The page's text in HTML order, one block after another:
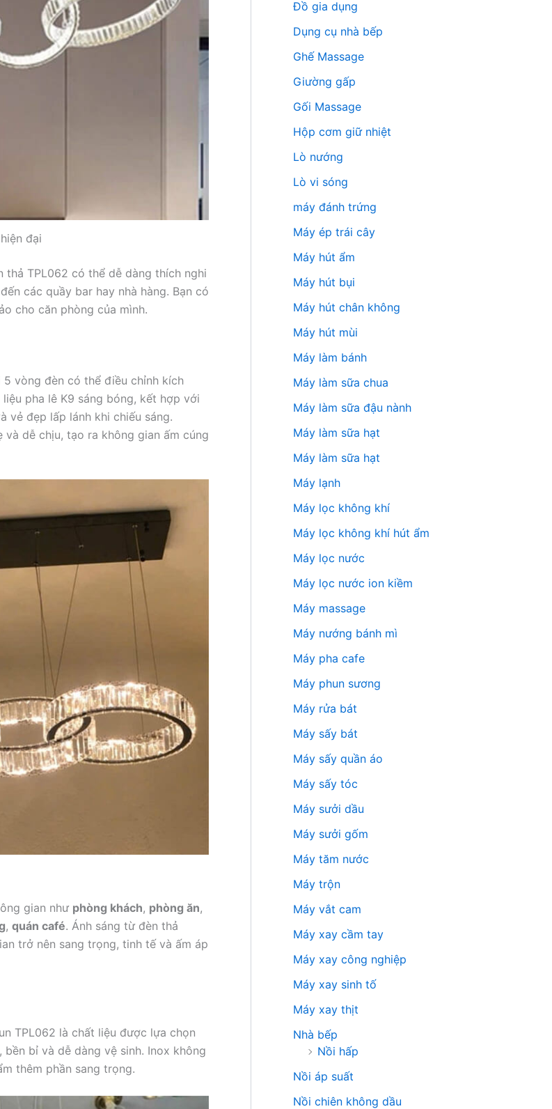
đại
TPL062 có thể dễ dàng thích nghi
các quầy bar hay nhà hàng. Bạn có
cho căn phòng của mình.
vòng đèn có thể điều chỉnh kích
pha lê K9 sáng bóng, kết hợp với
vẻ đẹp lấp lánh khi chiếu sáng.
dễ chịu, tạo ra không gian ấm cúng
gian như phòng khách, phòng ăn,
, quán café. Ánh sáng từ đèn thả
trở nên sang trọng, tinh tế và ấm áp
TPL062 là chất liệu được lựa chọn
bỉ và dễ dàng vệ sinh. Inox không
thêm phần sang trọng.
Đồ gia dụng
Dụng cụ nhà bếp
Ghế Massage
Giường gấp
Gối Massage
Hộp cơm giữ nhiệt
Lò nướng
Lò vi sóng
máy đánh trứng
Máy ép trái cây
Máy hút ẩm
Máy hút bụi
Máy hút chân không
Máy hút mùi
Máy làm bánh
Máy làm sữa chua
Máy làm sữa đậu nành
Máy làm sữa hạt
Máy làm sữa hạt
Máy lạnh
Máy lọc không khí
Máy lọc không khí hút ẩm
Máy lọc nước
Máy lọc nước ion kiềm
Máy massage
Máy nướng bánh mì
Máy pha cafe
Máy phun sương
Máy rửa bát
Máy sấy bát
Máy sấy quần áo
Máy sấy tóc
Máy sưởi dầu
Máy sưởi gốm
Máy tăm nước
Máy trộn
Máy vắt cam
Máy xay cầm tay
Máy xay công nghiệp
Máy xay sinh tố
Máy xay thịt
Nhà bếp
Nồi hấp
Nồi áp suất
Nồi chiên không dầu